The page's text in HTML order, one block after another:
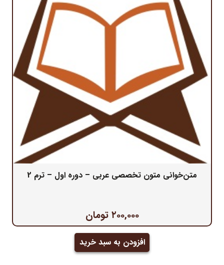
متن‌خوانی متون تخصصی عربی – دوره اول – ترم 2
۲۰۰,۰۰۰ تومان
افزودن به سبد خرید